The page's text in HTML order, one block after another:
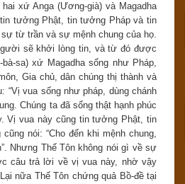
xứ Anga (Ương-già) và Magadha
tưởng Phật, tin tưởng Pháp và tin
từ trần và sự mệnh chung của họ.
sẽ khởi lòng tin, và từ đó được
sa) xứ Magadha sống như Pháp,
Gia chủ, dân chúng thị thành và
“Vị vua sống như pháp, dùng chánh
Chúng ta đã sống thật hạnh phúc
Vị vua này cũng tin tưởng Phật, tin
nói: “Cho đến khi mệnh chung,
Nhưng Thế Tôn không nói gì về sự
câu trả lời về vị vua này, nhờ vậy
nữa Thế Tôn chứng quả Bồ-đề tại